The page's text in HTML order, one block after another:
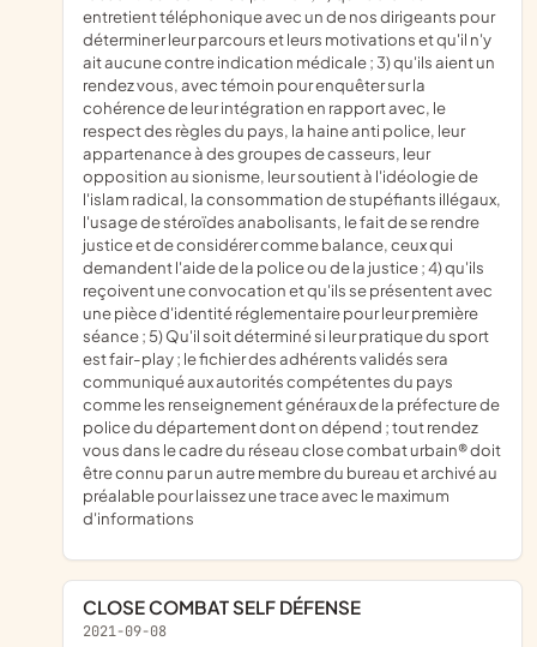
entretient téléphonique avec un de nos dirigeants pour
déterminer leur parcours et leurs motivations et qu'il n'y
ait aucune contre indication médicale ; 3) qu'ils aient un
rendez vous, avec témoin pour enquêter sur la
cohérence de leur intégration en rapport avec, le
respect des règles du pays, la haine anti police, leur
appartenance à des groupes de casseurs, leur
opposition au sionisme, leur soutient à l'idéologie de
l'islam radical, la consommation de stupéfiants illégaux,
l'usage de stéroïdes anabolisants, le fait de se rendre
justice et de considérer comme balance, ceux qui
demandent l'aide de la police ou de la justice ; 4) qu'ils
reçoivent une convocation et qu'ils se présentent avec
une pièce d'identité réglementaire pour leur première
séance ; 5) Qu'il soit déterminé si leur pratique du sport
est fair-play ; le fichier des adhérents validés sera
communiqué aux autorités compétentes du pays
comme les renseignement généraux de la préfecture de
police du département dont on dépend ; tout rendez
vous dans le cadre du réseau close combat urbain® doit
être connu par un autre membre du bureau et archivé au
préalable pour laissez une trace avec le maximum
d'informations
CLOSE COMBAT SELF DÉFENSE
2021-09-08